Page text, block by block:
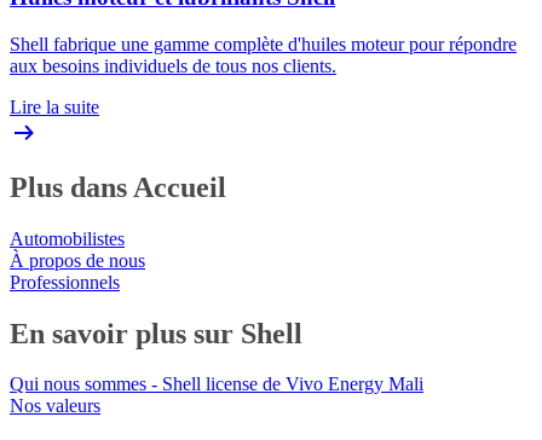
Shell fabrique une gamme complète d'huiles moteur pour répondre
aux besoins individuels de tous nos clients.
Lire la suite
Plus dans Accueil
Automobilistes
À propos de nous
Professionnels
En savoir plus sur Shell
Qui nous sommes - Shell license de Vivo Energy Mali
Nos valeurs